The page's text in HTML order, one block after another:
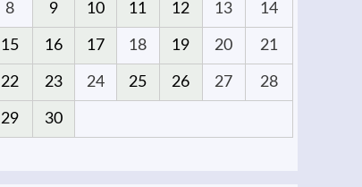
8 9 10 11 12 13 14
15 16 17 18 19 20 21
22 23 24 25 26 27 28
29 30